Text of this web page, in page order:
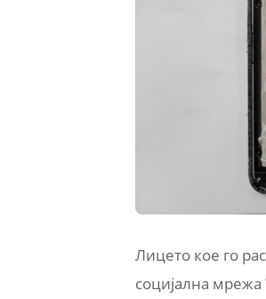
Лицето кое го
социјална мрежа